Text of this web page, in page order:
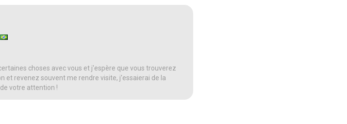
choses avec vous et j'espère que vous trouverez
et revenez souvent me rendre visite, j'essaierai de la
votre attention !